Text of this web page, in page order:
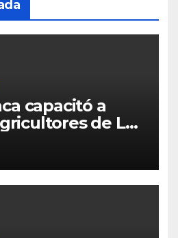
capacitó a
de La
manejo
de plagas,
y malezas.